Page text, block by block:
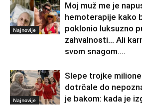
Najnovije
Moj muž me je
hemoterapije kako
poklonio luksuzno
zahvalnosti… Ali
svom snagom....
Najnovije
Slepe trojke
dotrčale do
je bakom: kada je